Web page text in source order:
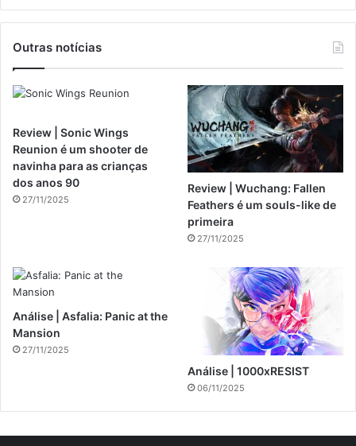
Outras notícias
Review | Sonic Wings
Reunion é um shooter de
navinha para as crianças
dos anos 90
27/11/2025
Review | Wuchang: Fallen
Feathers é um souls-like de
primeira
27/11/2025
Análise | Asfalia: Panic at the
Mansion
27/11/2025
Análise | 1000xRESIST
06/11/2025